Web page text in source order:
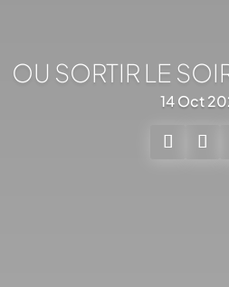
OU SORTIR LE
14 Oct